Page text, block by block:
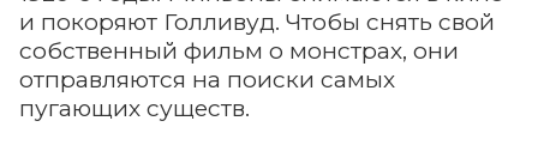
и покоряют Голливуд. Чтобы снять свой
собственный фильм о монстрах, они
отправляются на поиски самых
пугающих существ.